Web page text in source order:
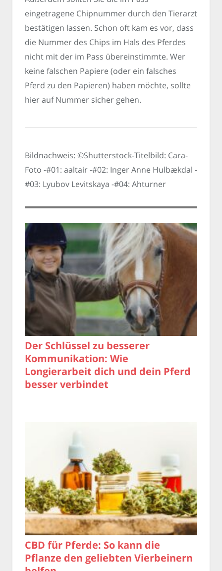
eingetragene Chipnummer durch den Tierarzt
bestätigen lassen. Schon oft kam es vor, dass
die Nummer des Chips im Hals des Pferdes
nicht mit der im Pass übereinstimmte. Wer
keine falschen Papiere (oder ein falsches
Pferd zu den Papieren) haben möchte, sollte
hier auf Nummer sicher gehen.
Bildnachweis: ©Shutterstock-Titelbild: Cara-
Foto -#01: aaltair -#02: Inger Anne Hulbækdal -
#03: Lyubov Levitskaya -#04: Ahturner
Der Schlüssel zu besserer
Kommunikation: Wie
Longierarbeit dich und dein Pferd
besser verbindet
CBD für Pferde: So kann die
Pflanze den geliebten Vierbeinern